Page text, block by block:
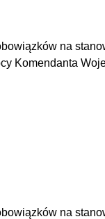
na
Komendanta
na